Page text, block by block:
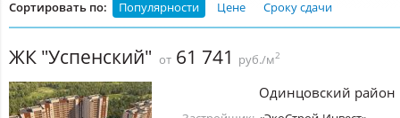
Сортировать по: Популярности Цене Сроку сдачи
ЖК "Успенский" от 61 741 руб./м2
Одинцовский район